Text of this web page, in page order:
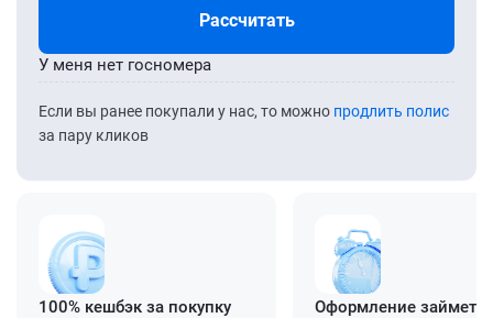
Рассчитать
Если вы ранее покупали у нас, то можно продлить полис
за пару кликов
У меня нет госномера
100% кешбэк за покупку
Оформление займет